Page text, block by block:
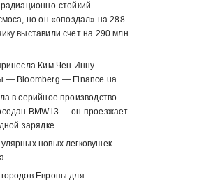
стойкий
но он «опоздал» на 288
выставили счет на 290 млн
Ким Чен Инну
— Bloomberg — Finance.ua
в серийное производство
BMW i3 — он проезжает
зарядке
новых легковушек
Европы для